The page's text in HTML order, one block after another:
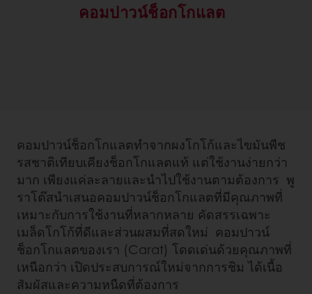
คอมปาวน์ช็อกโกแลต
คอมปาวน์ช็อกโกแลตทำจากผงโกโก้และไขมันพืช
รสชาติเทียบเคียงช็อกโกแลตแท้ แต่ใช้งานง่ายกว่า
มาก เพียงแค่ละลายและนำไปใช้งานตามต้องการ พู
ราโต๊สนำเสนอคอมปาวน์ช็อกโกแลตที่มีคุณภาพที่
เหมาะกับการใช้งานที่หลากหลาย คัดสรรเฉพาะ
เมล็ดโกโก้ที่ดีและส่วนผสมที่สดใหม่ คอมปาวน์
ช็อกโกแลตของเรา (Carat) โดดเด่นด้วยคุณภาพที่
เหนือกว่า เปิดประสบการณ์ใหม่จากการชิม ได้เนื้อ
สัมผัสและความหนืดที่ต้องการ